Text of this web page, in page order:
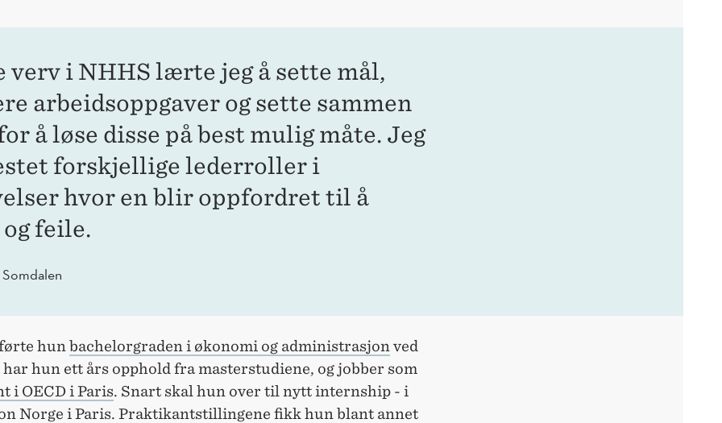
verv i NHHS lærte jeg å sette mål,
arbeidsoppgaver og sette sammen
å løse disse på best mulig måte. Jeg
forskjellige lederroller i
hvor en blir oppfordret til å
feile.
hun bachelorgraden i økonomi og administrasjon ved
hun ett års opphold fra masterstudiene, og jobber som
i OECD i Paris. Snart skal hun over til nytt internship - i
Norge i Paris. Praktikantstillingene fikk hun blant annet